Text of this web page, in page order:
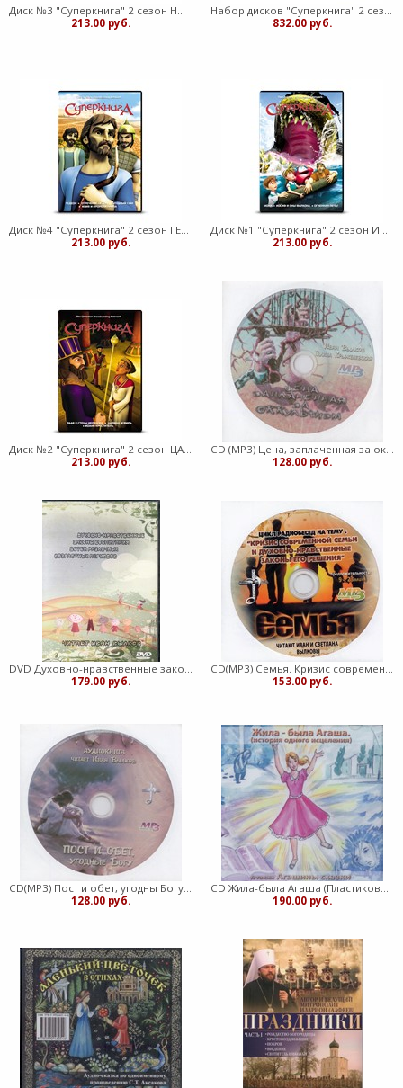
Диск №3 "Суперкнига" 2 сезон НОЕВ КОВЧЕГ
213.00 руб.
Набор дисков "Суперкнига" 2 сезон
832.00 руб.
Диск №4 "Суперкнига" 2 сезон ГЕДЕОН
213.00 руб.
Диск №1 "Суперкнига" 2 сезон ИОНА
213.00 руб.
Диск №2 "Суперкнига" 2 сезон ЦАРИЦА ЕСФИРЬ
213.00 руб.
CD (MP3) Цена, заплаченная за оккультизм (Пластиковый футляр)
128.00 руб.
DVD Духовно-нравственные законы воспитания детей различных возрастных периодов (Пластиковый футляр)
179.00 руб.
СD(МР3) Семья. Кризис современной семьи и духовно-нравственные законы его разрешения
153.00 руб.
CD(МР3) Пост и обет, угодны Богу. Аудио книга
128.00 руб.
CD Жила-была Агаша (Пластиковый футляр)
190.00 руб.